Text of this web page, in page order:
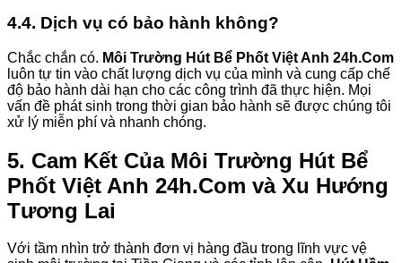
4.4. Dịch vụ có bảo hành không?
Chắc chắn có. Môi Trường Hút Bể Phốt Việt Anh 24h.Com
luôn tự tin vào chất lượng dịch vụ của mình và cung cấp chế
độ bảo hành dài hạn cho các công trình đã thực hiện. Mọi
vấn đề phát sinh trong thời gian bảo hành sẽ được chúng tôi
xử lý miễn phí và nhanh chóng.
5. Cam Kết Của Môi Trường Hút Bể
Phốt Việt Anh 24h.Com và Xu Hướng
Tương Lai
Với tầm nhìn trở thành đơn vị hàng đầu trong lĩnh vực vệ